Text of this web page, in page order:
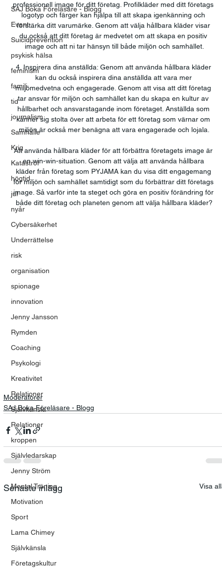
SAJ Boka Föreläsare - Blogg
Event
Suicidprevention
psykisk hälsa
feminism
familj
tid
journalism
Samhälle
Krig
Katastrof
högtid
jul
nyår
Cybersäkerhet
Underrättelse
risk
organisation
spionage
innovation
Jenny Jansson
Rymden
Coaching
Psykologi
Kreativitet
Relationer
Självkänsla
Relationer
kroppen
Självledarskap
Jenny Ström
Mental Träning
Motivation
Sport
Lama Chimey
Självkänsla
Företagskultur
professionell image för ditt företag. Profilkläder med ditt företags
logotyp och färger kan hjälpa till att skapa igenkänning och
förstärka ditt varumärke. Genom att välja hållbara kläder visar
du också att ditt företag är medvetet om att skapa en positiv
image och att ni tar hänsyn till både miljön och samhället.
4. Inspirera dina anställda: Genom att använda hållbara kläder
kan du också inspirera dina anställda att vara mer
miljömedvetna och engagerade. Genom att visa att ditt företag
tar ansvar för miljön och samhället kan du skapa en kultur av
hållbarhet och ansvarstagande inom företaget. Anställda som
känner sig stolta över att arbeta för ett företag som värnar om
miljön är också mer benägna att vara engagerade och lojala.
Att använda hållbara kläder för att förbättra företagets image är
en win-win-situation. Genom att välja att använda hållbara
kläder från företag som PYJAMA kan du visa ditt engagemang
för miljön och samhället samtidigt som du förbättrar ditt företags
image. Så varför inte ta steget och göra en positiv förändring för
både ditt företag och planeten genom att välja hållbara kläder?
Moderatorer
SAJ Boka Föreläsare - Blogg
Senaste inlägg Visa